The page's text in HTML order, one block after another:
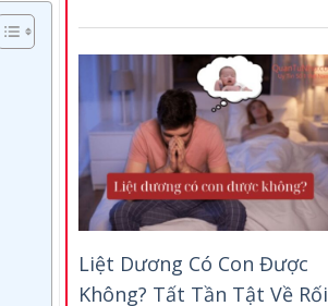
Liệt Dương Có Con Được
Không? Tất Tần Tật Về Rối